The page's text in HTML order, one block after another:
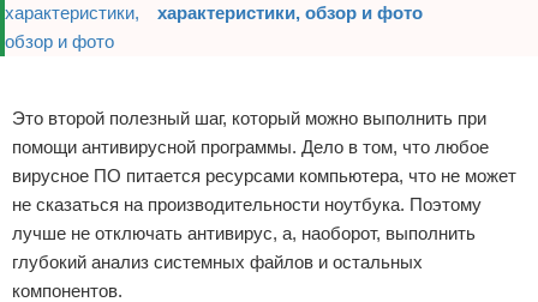
характеристики, обзор и фото
Это второй полезный шаг, который можно выполнить при
помощи антивирусной программы. Дело в том, что любое
вирусное ПО питается ресурсами компьютера, что не может
не сказаться на производительности ноутбука. Поэтому
лучше не отключать антивирус, а, наоборот, выполнить
глубокий анализ системных файлов и остальных
компонентов.